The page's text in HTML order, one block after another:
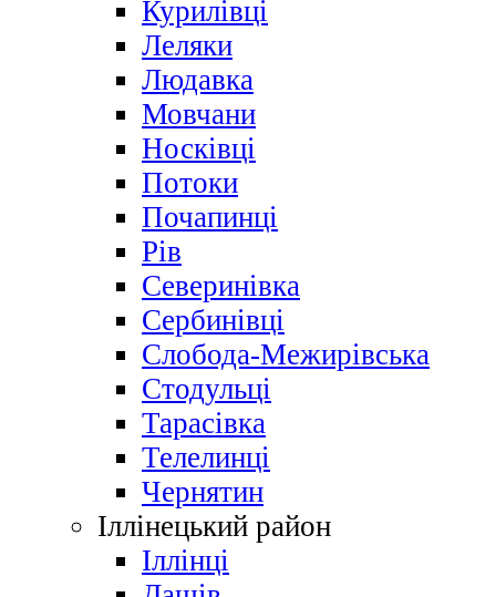
Курилівці
Леляки
Людавка
Мовчани
Носківці
Потоки
Почапинці
Рів
Северинівка
Сербинівці
Слобода-Межирівська
Стодульці
Тарасівка
Телелинці
Чернятин
Іллінецький район
Іллінці